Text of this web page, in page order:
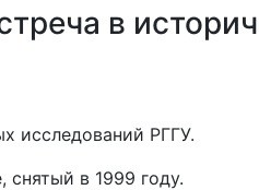
в
исследований РГГУ.
в 1999 году.